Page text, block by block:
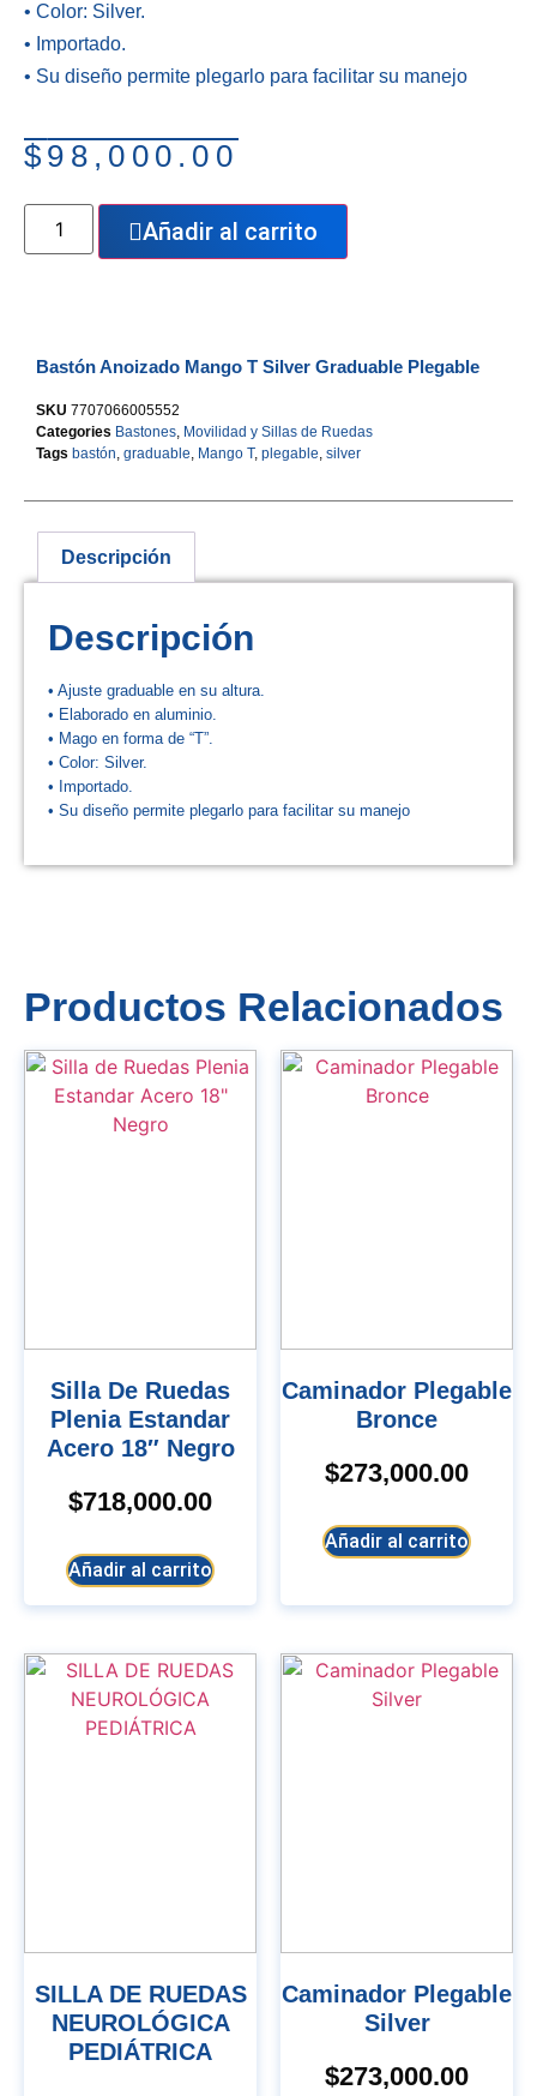
• Color: Silver.
• Importado.
• Su diseño permite plegarlo para facilitar su manejo
$ 98,000.00
Añadir al carrito
Bastón Anoizado Mango T Silver Graduable Plegable
SKU 7707066005552
Categories Bastones Movilidad y Sillas de Ruedas
Tags bastón graduable Mango T, plegable silver
Descripción
Descripción
• Ajuste graduable en su altura.
• Elaborado en aluminio.
• Mago en forma de “T”.
• Color: Silver.
• Importado.
• Su diseño permite plegarlo para facilitar su manejo
Productos Relacionados
Silla De Ruedas
Plenia Estandar
Acero 18″ Negro
$718,000.00
Añadir al carrito
Caminador Plegable
Bronce
$273,000.00
Añadir al carrito
SILLA DE RUEDAS
NEUROLÓGICA
PEDIÁTRICA
Caminador Plegable
Silver
$273,000.00